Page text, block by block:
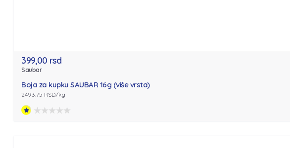
399,00 rsd
Saubar
Boja za kupku SAUBAR 16g (više vrsta)
2493.75 RSD/kg